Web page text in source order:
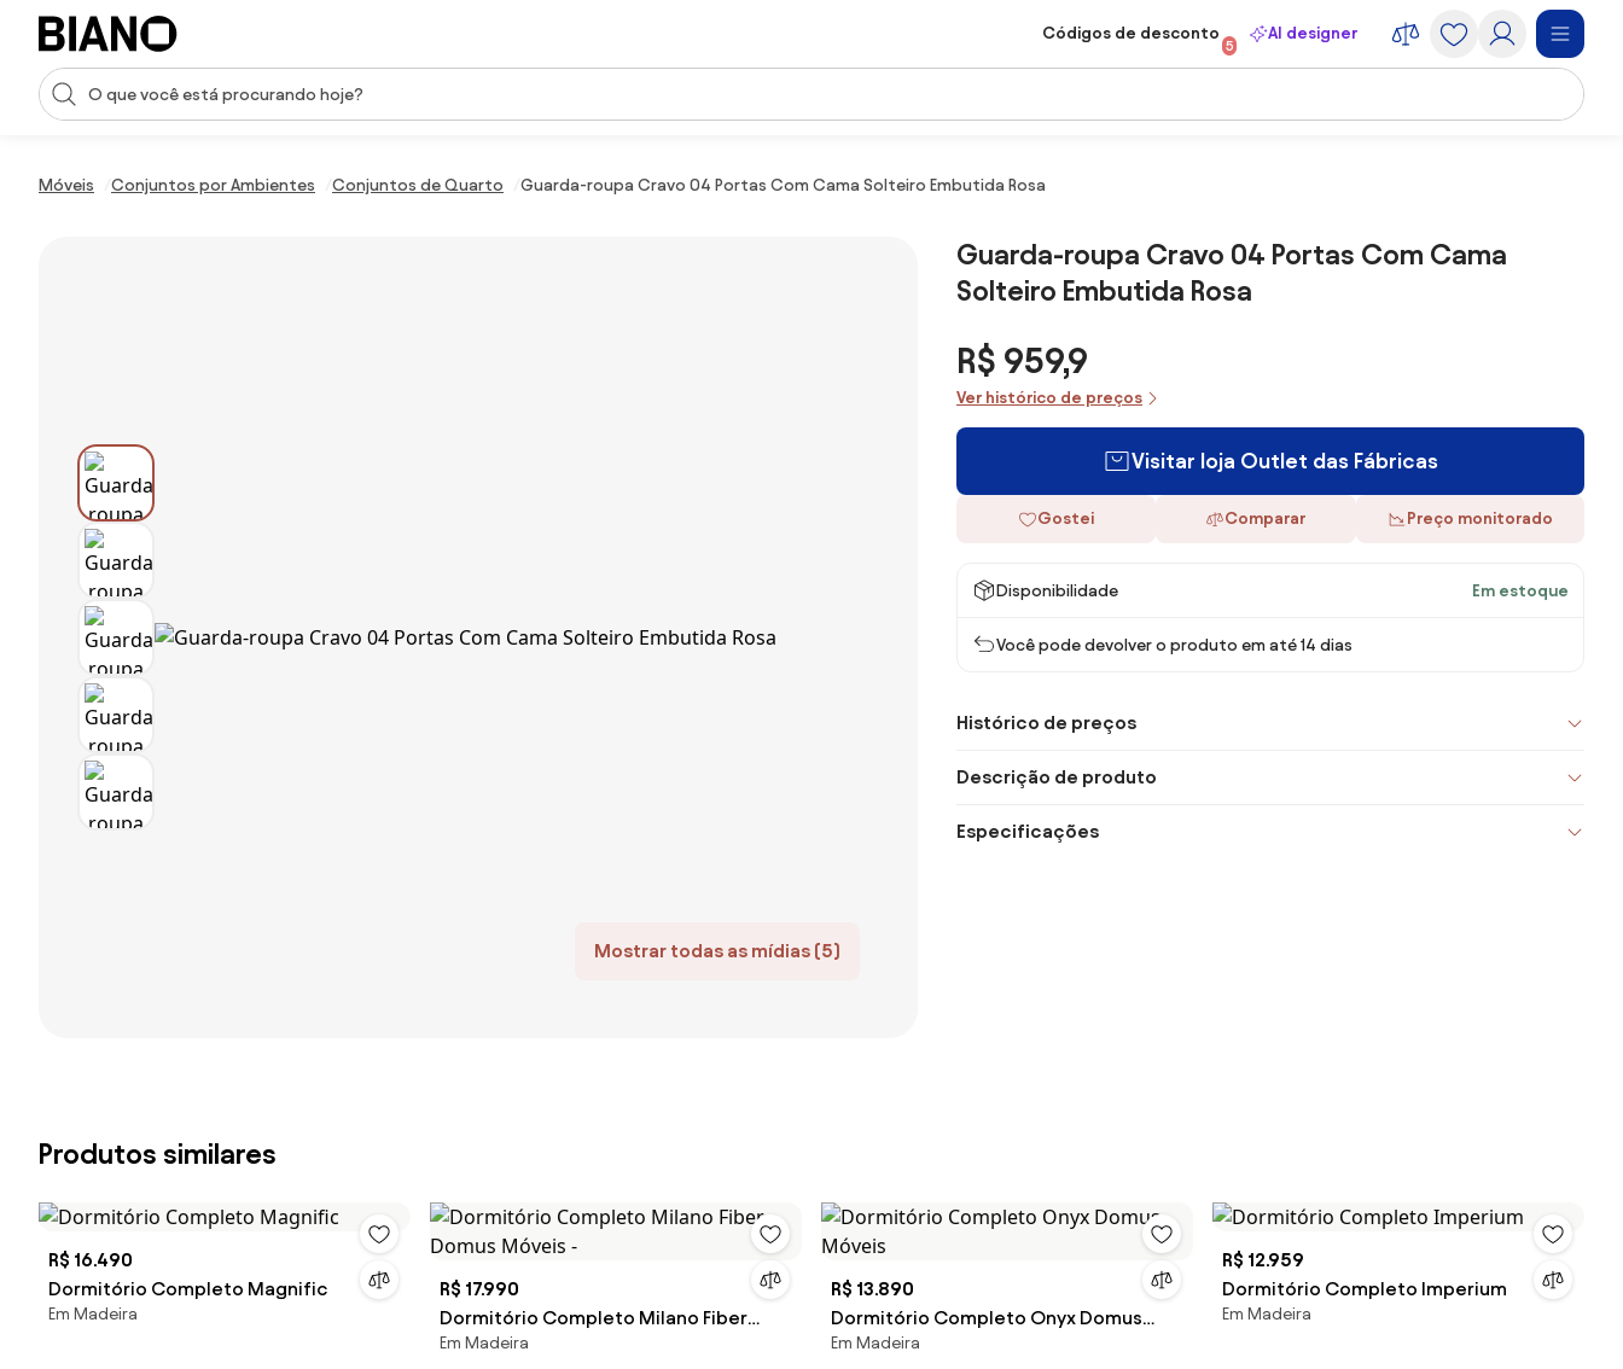
Saltar para o conteúdo
Entrada de pesquisa
Códigos de desconto
5
AI designer
Móveis Conjuntos por Ambientes Conjuntos de Quarto Guarda-roupa Cravo 04 Portas Com Cama Solteiro Embutida Rosa
Mostrar todas as mídias (5)
Guarda-roupa Cravo 04 Portas Com Cama
Solteiro Embutida Rosa
R$ 959,9
Ver histórico de preços
Visitar loja Outlet das Fábricas
Gostei Comparar Preço monitorado
Disponibilidade Em estoque
Você pode devolver o produto em até 14 dias
Histórico de preços
Descrição de produto
Especificações
Produtos similares
R$ 16.490
Dormitório Completo Magnific
Em Madeira
R$ 17.990
Dormitório Completo Milano Fiber
Domus Móveis -
Em Madeira
R$ 13.890
Dormitório Completo Onyx Domus
Móveis
Em Madeira
R$ 12.959
Dormitório Completo Imperium
Em Madeira